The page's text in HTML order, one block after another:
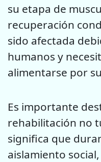
su etapa de
recuperación
sido afectada
humanos y
alimentarse por
Es importante
rehabilitación no
significa que
aislamiento